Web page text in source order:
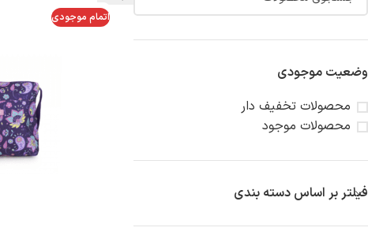
وضعیت موجودی
محصولات تخفیف دار
محصولات موجود
فیلتر بر اساس دسته بندی
اتمام موجودی